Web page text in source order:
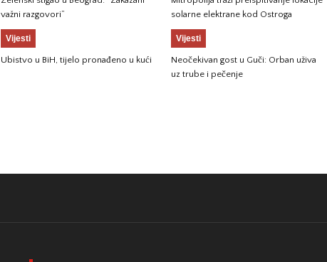
važni razgovori”
solarne elektrane kod Ostroga
Vijesti
Ubistvo u BiH, tijelo pronađeno u kući
Vijesti
Neočekivan gost u Guči: Orban uživa
uz trube i pečenje